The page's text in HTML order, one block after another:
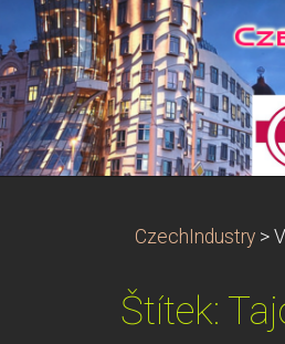
CzechIndustry >
Štítek: